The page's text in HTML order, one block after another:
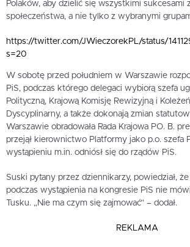
Polaków, aby dzielić się wszystkimi sukcesami
społeczeństwa, a nie tylko z wybranymi
https://twitter.com/JWieczorekPL/status/
s=20
W sobotę przed południem w Warszawie
PiS, podczas którego delegaci wybiorą szefa
Polityczną, Krajową Komisję Rewizyjną i
Dyscyplinarny, a także dokonają zmian
Warszawie obradowała Rada Krajowa PO. B.
przejął kierownictwo Platformy jako p.o. szefa
wystąpieniu m.in. odniósł się do rządów PiS.
Suski pytany przez dziennikarzy, powiedział,
podczas wystąpienia na kongresie PiS nie
Tusku. „Nie ma czym się zajmować” – dodał.
REKLAMA